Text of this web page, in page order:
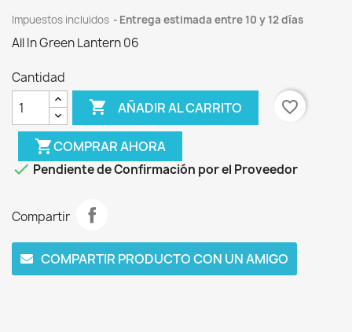
Impuestos incluidos Entrega estimada entre 10 y 12 días
All In Green Lantern 06
Cantidad
 AÑADIR AL CARRITO favorite_border
shopping_cartCOMPRAR AHORA
 Pendiente de Confirmación por el Proveedor
Compartir
COMPARTIR PRODUCTO CON UN AMIGO